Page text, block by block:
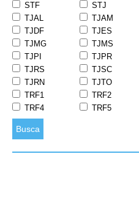
STF STJ
TJAL
TJAM
TJDF
TJES
TJMG
TJMS
TJPI
TJPR
TJRS
TJSC
TJRN
TJTO
TRF1
TRF2
TRF4
TRF5
Busca